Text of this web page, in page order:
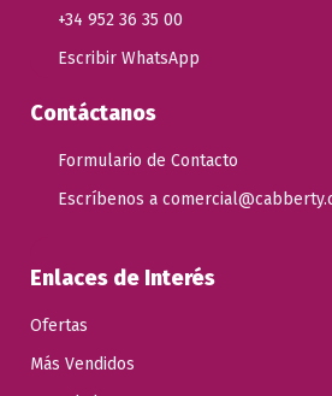
+34 952 36 35 00
Escribir WhatsApp
Contáctanos
Formulario de Contacto
Escríbenos a
Enlaces de Interés
Ofertas
Más Vendidos